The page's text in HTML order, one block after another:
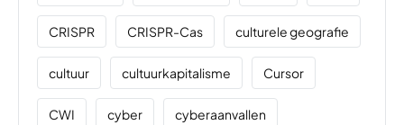
CRISPR CRISPR-Cas culturele geografie
cultuur cultuurkapitalisme Cursor
CWI cyber cyberaanvallen